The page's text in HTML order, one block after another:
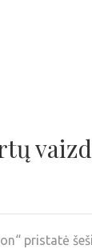
pristatė